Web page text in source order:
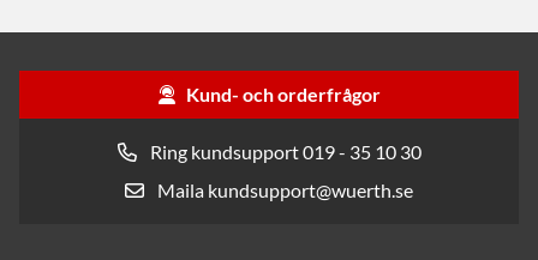
Kund- och orderfrågor
Ring kundsupport 019 - 35 10 30
Maila kundsupport@wuerth.se